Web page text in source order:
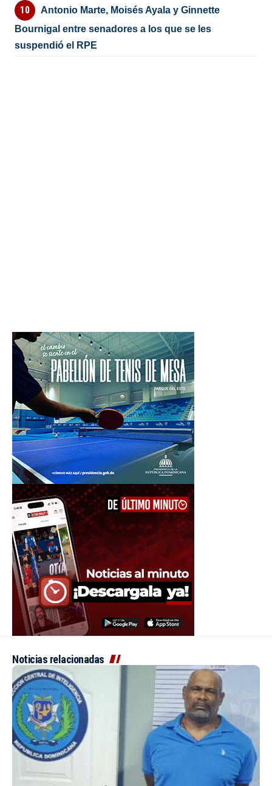
Antonio Marte, Moisés Ayala y Ginnette
Bournigal entre senadores a los que se les
suspendió el RPE
Noticias relacionadas